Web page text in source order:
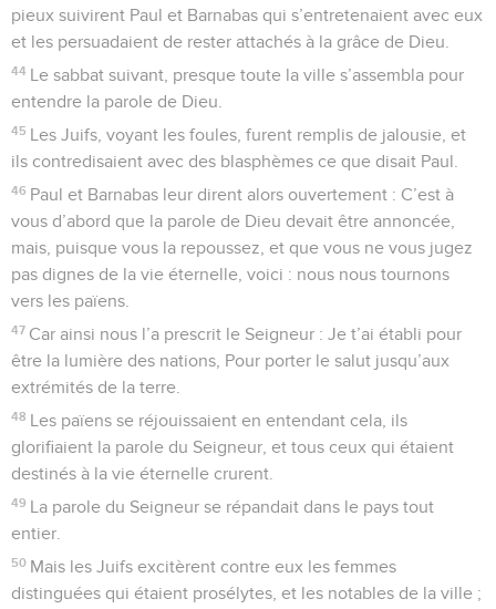
pieux suivirent Paul et Barnabas qui s’entretenaient avec eux
et les persuadaient de rester attachés à la grâce de Dieu.
44 Le sabbat suivant, presque toute la ville s’assembla pour
entendre la parole de Dieu.
45 Les Juifs, voyant les foules, furent remplis de jalousie, et
ils contredisaient avec des blasphèmes ce que disait Paul.
46 Paul et Barnabas leur dirent alors ouvertement : C’est à
vous d’abord que la parole de Dieu devait être annoncée,
mais, puisque vous la repoussez, et que vous ne vous jugez
pas dignes de la vie éternelle, voici : nous nous tournons
vers les païens.
47 Car ainsi nous l’a prescrit le Seigneur : Je t’ai établi pour
être la lumière des nations, Pour porter le salut jusqu’aux
extrémités de la terre.
48 Les païens se réjouissaient en entendant cela, ils
glorifiaient la parole du Seigneur, et tous ceux qui étaient
destinés à la vie éternelle crurent.
49 La parole du Seigneur se répandait dans le pays tout
entier.
50 Mais les Juifs excitèrent contre eux les femmes
distinguées qui étaient prosélytes, et les notables de la ville ;